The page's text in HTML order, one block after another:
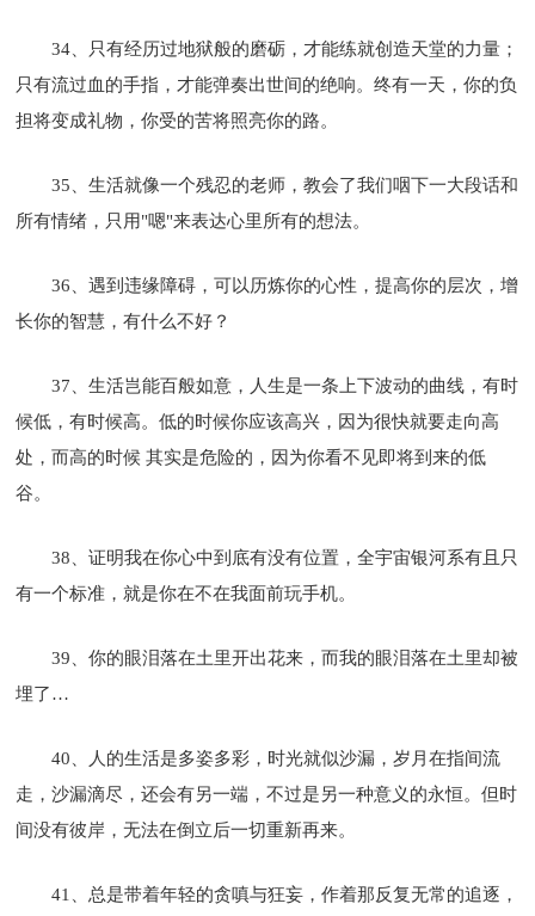
34、只有经历过地狱般的磨砺，才能练就创造天堂的力量；
只有流过血的手指，才能弹奏出世间的绝响。终有一天，你的负
担将变成礼物，你受的苦将照亮你的路。
35、生活就像一个残忍的老师，教会了我们咽下一大段话和
所有情绪，只用"嗯"来表达心里所有的想法。
36、遇到违缘障碍，可以历炼你的心性，提高你的层次，增
长你的智慧，有什么不好？
37、生活岂能百般如意，人生是一条上下波动的曲线，有时
候低，有时候高。低的时候你应该高兴，因为很快就要走向高
处，而高的时候 其实是危险的，因为你看不见即将到来的低
谷。
38、证明我在你心中到底有没有位置，全宇宙银河系有且只
有一个标准，就是你在不在我面前玩手机。
39、你的眼泪落在土里开出花来，而我的眼泪落在土里却被
埋了…
40、人的生活是多姿多彩，时光就似沙漏，岁月在指间流
走，沙漏滴尽，还会有另一端，不过是另一种意义的永恒。但时
间没有彼岸，无法在倒立后一切重新再来。
41、总是带着年轻的贪嗔与狂妄，作着那反复无常的追逐，